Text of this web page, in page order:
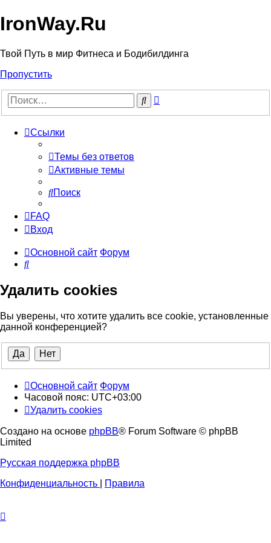
IronWay.Ru
Твой Путь в мир Фитнеса и Бодибилдинга
Пропустить
Поиск
Ссылки
Темы без ответов
Активные темы
Поиск
FAQ
Вход
Основной сайт Форум
Поиск
Удалить cookies
Вы уверены, что хотите удалить все cookie, установленные
данной конференцией?
Основной сайт Форум
Часовой пояс: UTC+03:00
Удалить cookies
Создано на основе phpBB® Forum Software © phpBB
Limited
Русская поддержка phpBB
Конфиденциальность
Правила